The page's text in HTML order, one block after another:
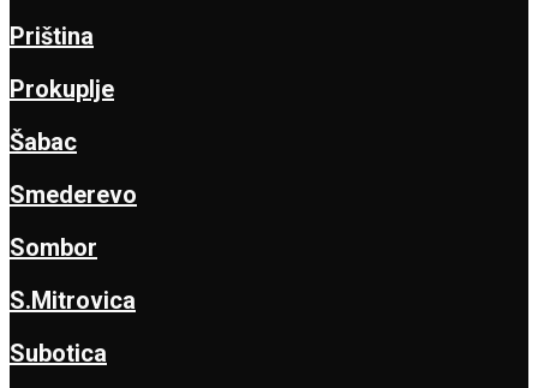
Priština
Prokuplje
Šabac
Smederevo
Sombor
S.Mitrovica
Subotica